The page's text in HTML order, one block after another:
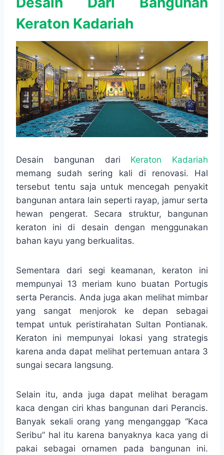
Keraton Kadariah
Desain bangunan dari Keraton Kadariah
memang sudah sering kali di renovasi. Hal
tersebut tentu saja untuk mencegah penyakit
bangunan antara lain seperti rayap, jamur serta
hewan pengerat. Secara struktur, bangunan
keraton ini di desain dengan menggunakan
bahan kayu yang berkualitas.
Sementara dari segi keamanan, keraton ini
mempunyai 13 meriam kuno buatan Portugis
serta Perancis. Anda juga akan melihat mimbar
yang sangat menjorok ke depan sebagai
tempat untuk peristirahatan Sultan Pontianak.
Keraton ini mempunyai lokasi yang strategis
karena anda dapat melihat pertemuan antara 3
sungai secara langsung.
Selain itu, anda juga dapat melihat beragam
kaca dengan ciri khas bangunan dari Perancis.
Banyak sekali orang yang menganggap “Kaca
Seribu” hal itu karena banyaknya kaca yang di
pakai sebagai ornamen pada bangunan ini.